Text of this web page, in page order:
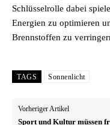
Schlüsselrolle dabei
Energien zu optimieren
Brennstoffen zu
TAGS Sonnenlicht
Vorheriger Artikel
Sport und Kultur müssen